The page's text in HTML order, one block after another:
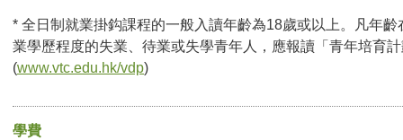
* 全日制就業掛鈎課程的一般入讀年齡為18歲或以上。凡年
業學歷程度的失業、待業或失學青年人，應報讀「青年培育
(www.vtc.edu.hk/vdp)
學費